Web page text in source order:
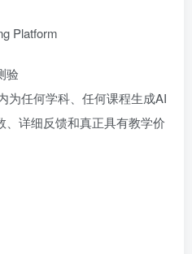
验
为任何学科、任何课程生成AI
详细反馈和真正具有教学价